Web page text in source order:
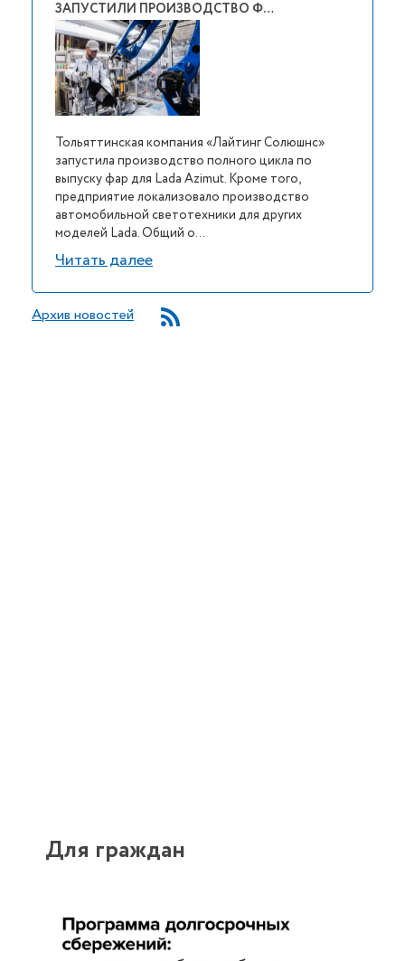
ЗАПУСТИЛИ ПРОИЗВОДСТВО Ф…
Тольяттинская компания «Лайтинг Солюшнс»
запустила производство полного цикла по
выпуску фар для Lada Azimut. Кроме того,
предприятие локализовало производство
автомобильной светотехники для других
моделей Lada. Общий о...
Читать далее
Архив новостей
Для граждан